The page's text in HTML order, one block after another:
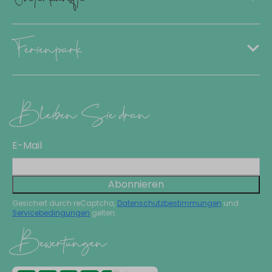
Ferienpark
Bleiben Sie dran
E-Mail
Abonnieren
Gesichert durch reCaptcha, Datenschutzbestimmungen und
Servicebedingungen gelten.
Bewertungen